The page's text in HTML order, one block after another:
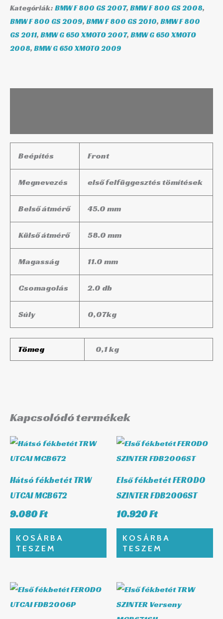
Kategóriák: BMW F 800 GS 2007, BMW F 800 GS 2008,
BMW F 800 GS 2009, BMW F 800 GS 2010, BMW F 800
GS 2011, BMW G 650 XMOTO 2007, BMW G 650 XMOTO
2008, BMW G 650 XMOTO 2009
Beépítés Front
Megnevezés első felfüggesztés tömítések
Belső átmérő 45.0 mm
Külső átmérő 58.0 mm
Magasság 11.0 mm
Csomagolás 2.0 db
Súly 0,07kg
Tömeg 0,1 kg
Kapcsolódó termékek
Hátsó fékbetét TRW
UTCAI MCB672
9.080Ft
KOSÁRBA
TESZEM
Első fékbetét FERODO
SZINTER FDB2006ST
10.920Ft
KOSÁRBA
TESZEM